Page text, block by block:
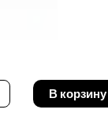
В корзину